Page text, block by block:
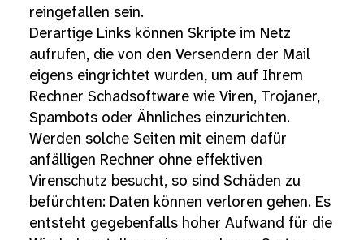
reingefallen sein.
Derartige Links können Skripte im Netz
aufrufen, die von den Versendern der Mail
eigens eingrichtet wurden, um auf Ihrem
Rechner Schadsoftware wie Viren, Trojaner,
Spambots oder Ähnliches einzurichten.
Werden solche Seiten mit einem dafür
anfälligen Rechner ohne effektiven
Virenschutz besucht, so sind Schäden zu
befürchten: Daten können verloren gehen. Es
entsteht gegebenfalls hoher Aufwand für die